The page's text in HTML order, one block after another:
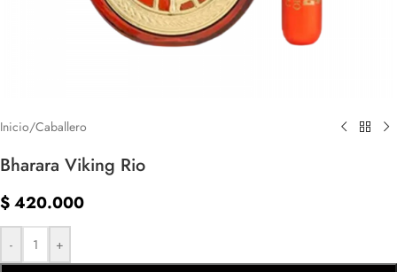
Inicio/Caballero
Bharara Viking Rio
$420.000
- +